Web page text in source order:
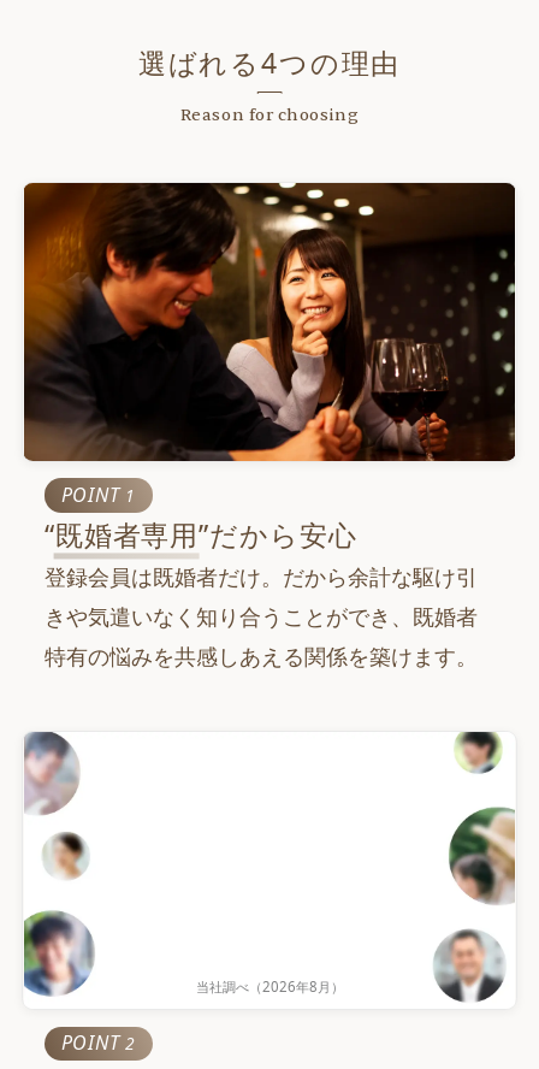
選ばれる4つの理由
Reason for choosing
POINT 1
“既婚者専用”だから安心
登録会員は既婚者だけ。だから余計な駆け引
きや気遣いなく知り合うことができ、既婚者
特有の悩みを共感しあえる関係を築けます。
累計会員数
当社調べ（ 2026年8月 ）
POINT2